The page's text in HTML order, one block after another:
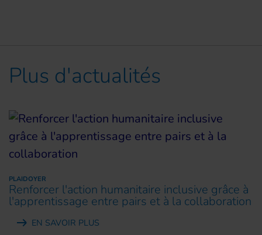
Plus d'actualités
PLAIDOYER
Renforcer l'action humanitaire inclusive grâce à
l'apprentissage entre pairs et à la collaboration
EN SAVOIR PLUS